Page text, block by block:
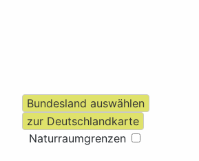
Naturraumgrenzen